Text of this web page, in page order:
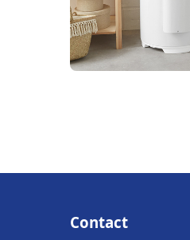
Contact